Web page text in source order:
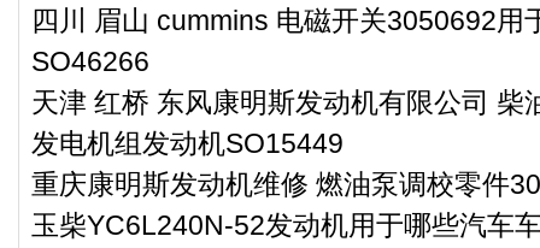
四川 眉山 cummins 电磁开关3050692用
SO46266
天津 红桥 东风康明斯发动机有限公司 柴
发电机组发动机SO15449
重庆康明斯发动机维修 燃油泵调校零件
玉柴YC6L240N-52发动机用于哪些汽车